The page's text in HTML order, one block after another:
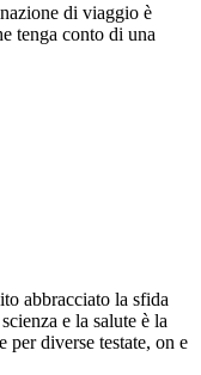
di viaggio è
tenga conto di una
abbracciato la sfida
e la salute è la
per diverse testate, on e